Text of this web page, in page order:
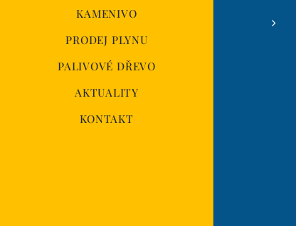
KAMENIVO
PRODEJ PLYNU
PALIVOVÉ DŘEVO
AKTUALITY
KONTAKT